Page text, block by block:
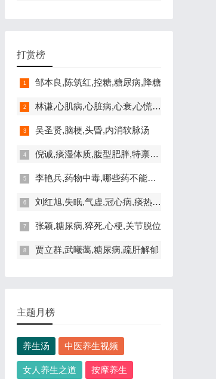
打赏榜
邹本良,陈筑红,控糖,糖尿病,降糖
林谦,心肌病,心脏病,心衰,心慌,憋闷
吴圣贤,脑梗,头昏,内消软脉汤
倪诚,痰湿体质,腹型肥胖,特禀体质
李艳兵,药物中毒,哪些药不能一起吃
刘红旭,失眠,气虚,冠心病,痰热扰心
张颖,糖尿病,猝死,心梗,关节脱位
贾立群,武曦蔼,糖尿病,疏肝解郁
主题月榜
养生汤 中医养生视频
女人养生之道 按摩养生